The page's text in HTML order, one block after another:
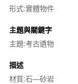
形式:實體物件
主題與關鍵字
主題:考古遺物
描述
材質:石—砂岩